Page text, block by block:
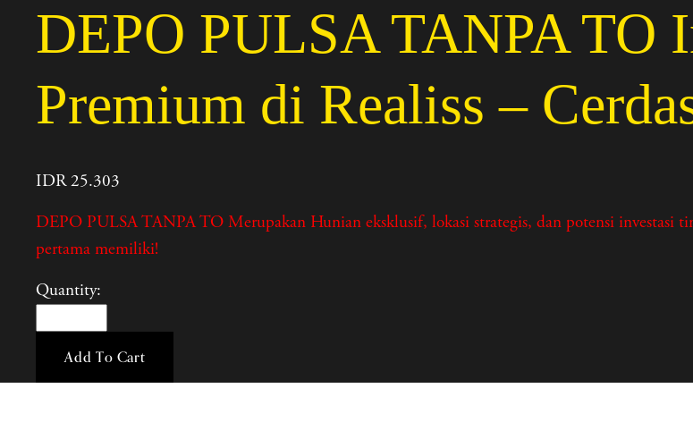
DEPO PULSA TANPA TO
Premium di Realiss –
IDR 25.303
DEPO PULSA TANPA TO Merupakan Hunian eksklusif, lokasi strategis, dan potensi investasi
pertama memiliki!
Quantity:
Add To Cart